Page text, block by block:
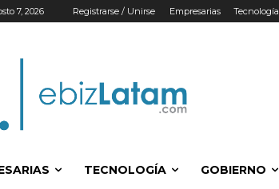
7, 2026 Registrarse / Unirse Empresarias Tecnología
TECNOLOGÍA GOBIERNO